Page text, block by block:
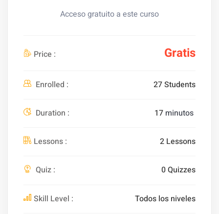
Acceso gratuito a este curso
Price : Gratis
Enrolled : 27 Students
Duration : 17 minutos
Lessons : 2 Lessons
Quiz : 0 Quizzes
Skill Level : Todos los niveles